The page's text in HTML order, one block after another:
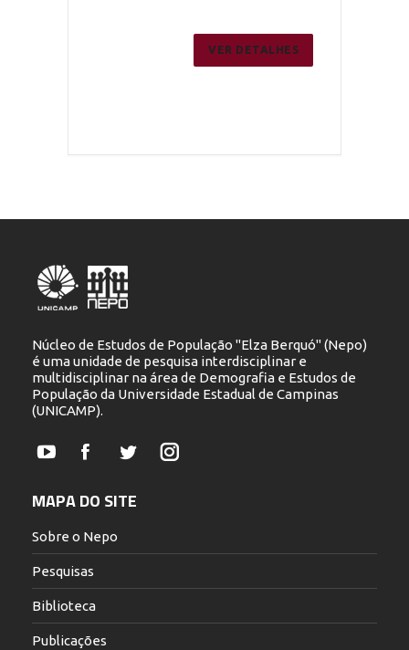
VER DETALHES
Núcleo de Estudos de População "Elza Berquó" (Nepo)
é uma unidade de pesquisa interdisciplinar e
multidisciplinar na área de Demografia e Estudos de
População da Universidade Estadual de Campinas
(UNICAMP).
YouTubeFacebookTwitterInstagram
MAPA DO SITE
Sobre o Nepo
Pesquisas
Biblioteca
Publicações